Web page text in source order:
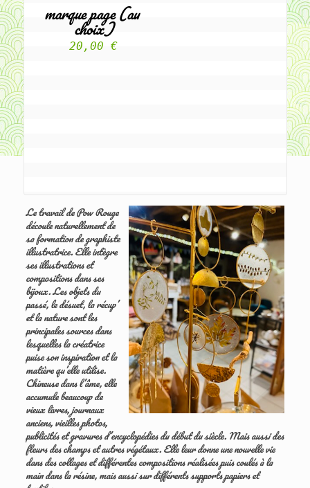
marque page (au
choix)
20,00 €
Le travail de Pow Rouge
découle naturellement de
sa formation de graphiste
illustratrice. Elle intègre
ses illustrations et
compositions dans ses
bijoux. Les objets du
passé, le désuet, la récup’
et la nature sont les
principales sources dans
lesquelles la créatrice
puise son inspiration et la
matière qu’elle utilise.
Chineuse dans l’âme, elle
accumule beaucoup de
vieux livres, journaux
anciens, vieilles photos,
publicités et gravures d’encyclopédies du début du siècle. Mais aussi des
fleurs des champs et autres végétaux. Elle leur donne une nouvelle vie
dans des collages et différentes compositions réalisées puis coulés à la
main dans la résine, mais aussi sur différents supports papiers et